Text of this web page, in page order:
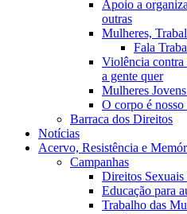
Apoio a
outras
Mulheres,
Fala
Violência contra
a gente quer
Mulheres
O corpo é
Barraca dos Direitos
Notícias
Acervo, Resistência e
Campanhas
Direitos
Educação para
Trabalho das